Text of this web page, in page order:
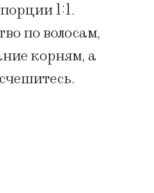
1:1.
по волосам,
корням, а